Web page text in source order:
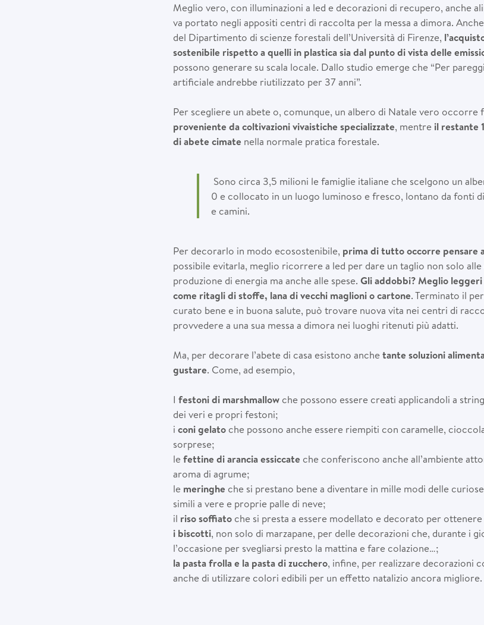
Meglio vero, con illuminazioni a led e decorazioni di recupero, anche
va portato negli appositi centri di raccolta per la messa a dimora.
del Dipartimento di scienze forestali dell’Università di Firenze,
sostenibile rispetto a quelli in plastica sia dal punto di vista delle
possono generare su scala locale. Dallo studio emerge che “Per
artificiale andrebbe riutilizzato per 37 anni”.
Per scegliere un abete o, comunque, un albero di Natale vero
proveniente da coltivazioni vivaistiche specializzate, mentre il restante
di abete cimate nella normale pratica forestale.
Sono circa 3,5 milioni le famiglie italiane che scelgono un
0 e collocato in un luogo luminoso e fresco, lontano da fonti
e camini.
Per decorarlo in modo ecosostenibile, prima di tutto occorre pensare
possibile evitarla, meglio ricorrere a led per dare un taglio non solo
produzione di energia ma anche alle spese. Gli addobbi? Meglio
come ritagli di stoffe, lana di vecchi maglioni o cartone. Terminato il
curato bene e in buona salute, può trovare nuova vita nei centri di
provvedere a una sua messa a dimora nei luoghi ritenuti più adatti.
Ma, per decorare l’abete di casa esistono anche tante soluzioni
gustare. Come, ad esempio,
I festoni di marshmallowche possono essere creati applicandoli a
dei veri e propri festoni;
i coni gelatoche possono anche essere riempiti con caramelle,
sorprese;
le fettine di arancia essiccate che conferiscono anche all’ambiente
aroma di agrume;
le meringhe che si prestano bene a diventare in mille modi delle
simili a vere e proprie palle di neve;
il riso soffiatoche si presta a essere modellato e decorato per
i biscotti, non solo di marzapane, per delle decorazioni che, durante i
l’occasione per svegliarsi presto la mattina e fare colazione…;
la pasta frolla e la pasta di zucchero, infine, per realizzare decorazioni
anche di utilizzare colori edibili per un effetto natalizio ancora migliore.